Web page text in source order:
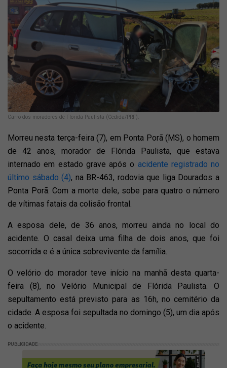
Carro dos moradores de Florida Paulista (Cedida/PRF).
Morreu nesta terça-feira (7), em Ponta Porã (MS), o homem
de 42 anos, morador de Flórida Paulista, que estava
internado em estado grave após o acidente registrado no
último sábado (4), na BR-463, rodovia que liga Dourados a
Ponta Porã. Com a morte dele, sobe para quatro o número
de vítimas fatais da colisão frontal.
A esposa dele, de 36 anos, morreu ainda no local do
acidente. O casal deixa uma filha de dois anos, que foi
socorrida e é a única sobrevivente da família.
O velório do morador teve início na manhã desta quarta-
feira (8), no Velório Municipal de Flórida Paulista. O
sepultamento está previsto para as 16h, no cemitério da
cidade. A esposa foi sepultada no domingo (5), um dia após
o acidente.
PUBLICIDADE